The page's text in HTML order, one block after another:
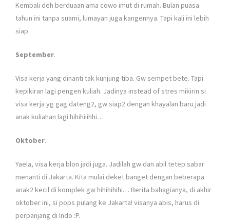
Kembali deh berduaan ama cowo imut di rumah. Bulan puasa
tahun ini tanpa suami, lumayan juga kangennya. Tapi kali ini lebih
siap.
September.
Visa kerja yang dinanti tak kunjung tiba. Gw sempet bete. Tapi
kepikiran lagi pengen kuliah. Jadinya instead of stres mikirin si
visa kerja yg gag dateng2, gw siap2 dengan khayalan baru jadi
anak kuliahan lagi hihihiiihhi…
Oktober.
Yaela, visa kerja blon jadi juga. Jadilah gw dan abil tetep sabar
menanti di Jakarta. Kita mulai deket banget dengan beberapa
anak2 kecil di komplek gw hihihihihi… Berita bahagianya, di akhir
oktober ini, si pops pulang ke Jakarta! visanya abis, harus di
perpanjang di Indo :P.